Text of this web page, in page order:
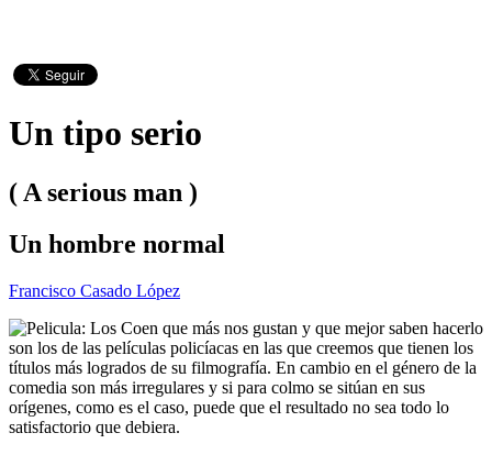
Un tipo serio
( A serious man )
Un hombre normal
Francisco Casado López
Los Coen que más nos gustan y que mejor saben hacerlo
son los de las películas policíacas en las que creemos que tienen los
títulos más logrados de su filmografía. En cambio en el género de la
comedia son más irregulares y si para colmo se sitúan en sus
orígenes, como es el caso, puede que el resultado no sea todo lo
satisfactorio que debiera.